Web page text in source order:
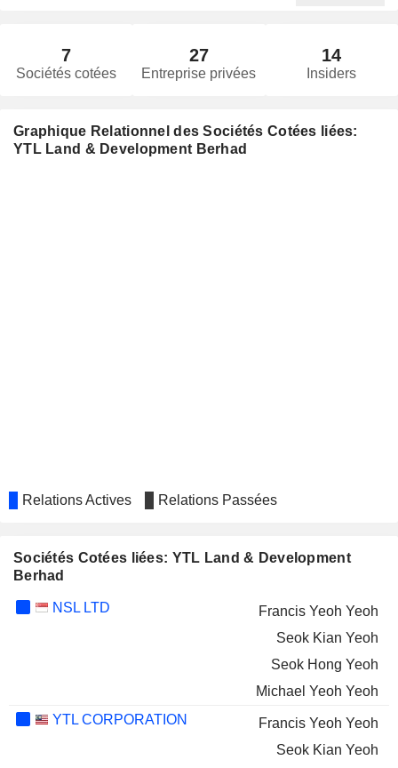
7
Sociétés cotées
27
Entreprise privées
14
Insiders
Graphique Relationnel des Sociétés Cotées liées:
YTL Land & Development Berhad
Relations Actives Relations Passées
Sociétés Cotées liées: YTL Land & Development
Berhad
NSL LTD
Francis Yeoh Yeoh
Seok Kian Yeoh
Seok Hong Yeoh
Michael Yeoh Yeoh
YTL CORPORATION
Francis Yeoh Yeoh
Seok Kian Yeoh